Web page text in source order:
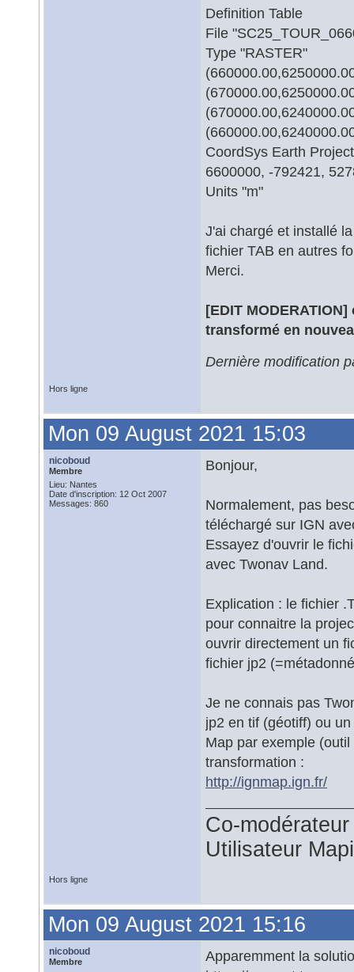
Definition Table
File
Type "RASTER"
CoordSys Earth
6600000, -792421,
Units "m"
J'ai chargé et installé
fichier TAB en autres
Merci.
[EDIT
transformé en
Dernière modification
Hors ligne
Mon 09 August 2021 15:03
nicoboud
Membre
Lieu: Nantes
Date d'inscription: 12 Oct 2007
Messages: 860
Bonjour,
Normalement, pas
téléchargé sur IGN
Essayez d'ouvrir le
avec Twonav Land.
Explication : le fichier
pour connaitre la
ouvrir directement un
fichier jp2
Je ne connais pas
jp2 en tif (géotiff) ou
Map par exemple
transformation :
http://ignmap.ign.fr/
Co-
Utilisateur
Hors ligne
Mon 09 August 2021 15:16
nicoboud
Membre
Apparemment la